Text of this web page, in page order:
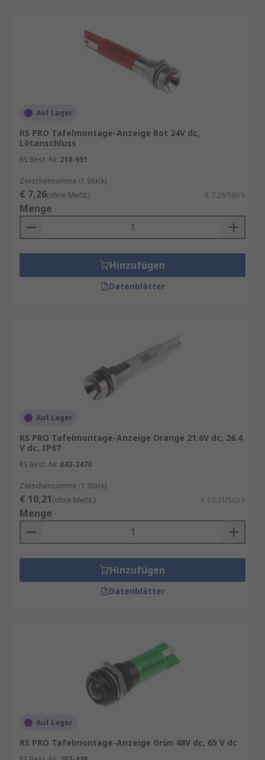
Auf Lager
RS PRO Tafelmontage-Anzeige Rot 24V dc,
Lötanschluss
RS Best.-Nr. 210-951
Zwischensumme (1 Stück)
€ 7,26(ohne MwSt.) € 7,26/Stück
Menge
Hinzufügen
Datenblätter
Auf Lager
RS PRO Tafelmontage-Anzeige Orange 21.6V dc, 26.4
V dc, IP67
RS Best.-Nr. 843-2470
Zwischensumme (1 Stück)
€ 10,21(ohne MwSt.) € 10,21/Stück
Menge
Hinzufügen
Datenblätter
Auf Lager
RS PRO Tafelmontage-Anzeige Grün 48V dc, 65 V dc